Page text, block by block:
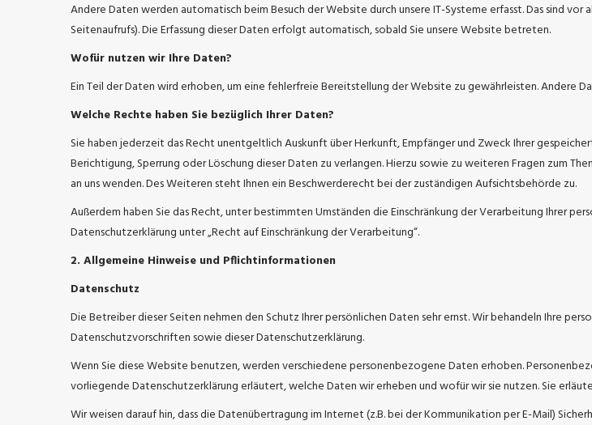
Andere Daten werden automatisch beim Besuch der Website durch unsere IT-Systeme erfasst. Das sind
Seitenaufrufs). Die Erfassung dieser Daten erfolgt automatisch, sobald Sie unsere Website betreten.
Wofür nutzen wir Ihre Daten?
Ein Teil der Daten wird erhoben, um eine fehlerfreie Bereitstellung der Website zu gewährleisten. Andere
Welche Rechte haben Sie bezüglich Ihrer Daten?
Sie haben jederzeit das Recht unentgeltlich Auskunft über Herkunft, Empfänger und Zweck Ihrer
Berichtigung, Sperrung oder Löschung dieser Daten zu verlangen. Hierzu sowie zu weiteren Fragen zum
an uns wenden. Des Weiteren steht Ihnen ein Beschwerderecht bei der zuständigen Aufsichtsbehörde zu.
Außerdem haben Sie das Recht, unter bestimmten Umständen die Einschränkung der Verarbeitung Ihrer
Datenschutzerklärung unter „Recht auf Einschränkung der Verarbeitung“.
2. Allgemeine Hinweise und Pflichtinformationen
Datenschutz
Die Betreiber dieser Seiten nehmen den Schutz Ihrer persönlichen Daten sehr ernst. Wir behandeln Ihre
Datenschutzvorschriften sowie dieser Datenschutzerklärung.
Wenn Sie diese Website benutzen, werden verschiedene personenbezogene Daten erhoben.
vorliegende Datenschutzerklärung erläutert, welche Daten wir erheben und wofür wir sie nutzen. Sie
Wir weisen darauf hin, dass die Datenübertragung im Internet (z.B. bei der Kommunikation per E-Mail)